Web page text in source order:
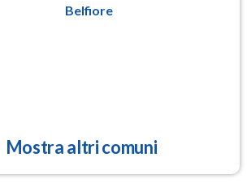
Belfiore
Mostra altri comuni